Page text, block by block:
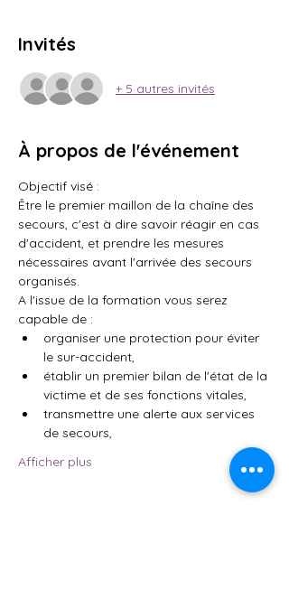
Invités
+ 5 autres invités
À propos de l'événement
Objectif visé :
Être le premier maillon de la chaîne des
secours, c'est à dire savoir réagir en cas
d'accident, et prendre les mesures
nécessaires avant l'arrivée des secours
organisés.
A l'issue de la formation vous serez
capable de :
organiser une protection pour éviter
le sur-accident,
établir un premier bilan de l'état de la
victime et de ses fonctions vitales,
transmettre une alerte aux services
de secours,
Afficher plus